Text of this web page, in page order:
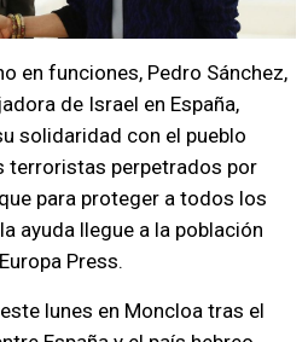
en funciones, Pedro Sánchez,
de Israel en España,
solidaridad con el pueblo
terroristas perpetrados por
para proteger a todos los
ayuda llegue a la población
Press.
lunes en Moncloa tras el